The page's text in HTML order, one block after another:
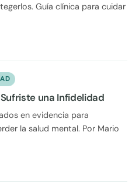
Guía clínica para cuidar
una Infidelidad
en evidencia para
la salud mental. Por Mario